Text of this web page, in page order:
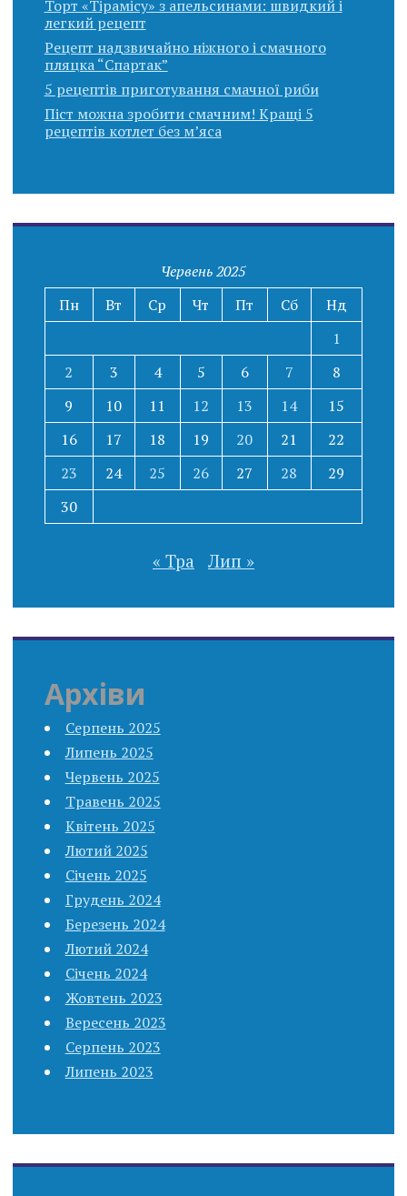
Торт «Тірамісу» з апельсинами: швидкий і
легкий рецепт
Рецепт надзвичайно ніжного і смачного
пляцка “Спартак”
5 рецептів приготування смачної риби
Піст можна зробити смачним! Кращі 5
рецептів котлет без м’яса
Червень 2025
Пн
Вт Ср Чт Пт Сб
Нд
1
2
3 4 5 6 7
8
9
10 11 12 13 14
15
16
17 18 19 20 21
22
23
24 25 26 27 28
29
30
« Тра Лип »
Архіви
Серпень 2025
Липень 2025
Червень 2025
Травень 2025
Квітень 2025
Лютий 2025
Січень 2025
Грудень 2024
Березень 2024
Лютий 2024
Січень 2024
Жовтень 2023
Вересень 2023
Серпень 2023
Липень 2023